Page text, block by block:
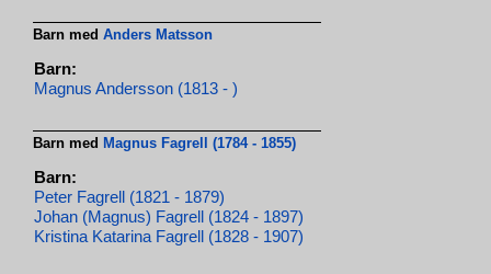
Barn medAnders Matsson
Barn:
Magnus Andersson (1813 - )
Barn med Magnus Fagrell (1784 - 1855)
Barn:
Peter Fagrell (1821 - 1879)
Johan (Magnus) Fagrell (1824 - 1897)
Kristina Katarina Fagrell (1828 - 1907)